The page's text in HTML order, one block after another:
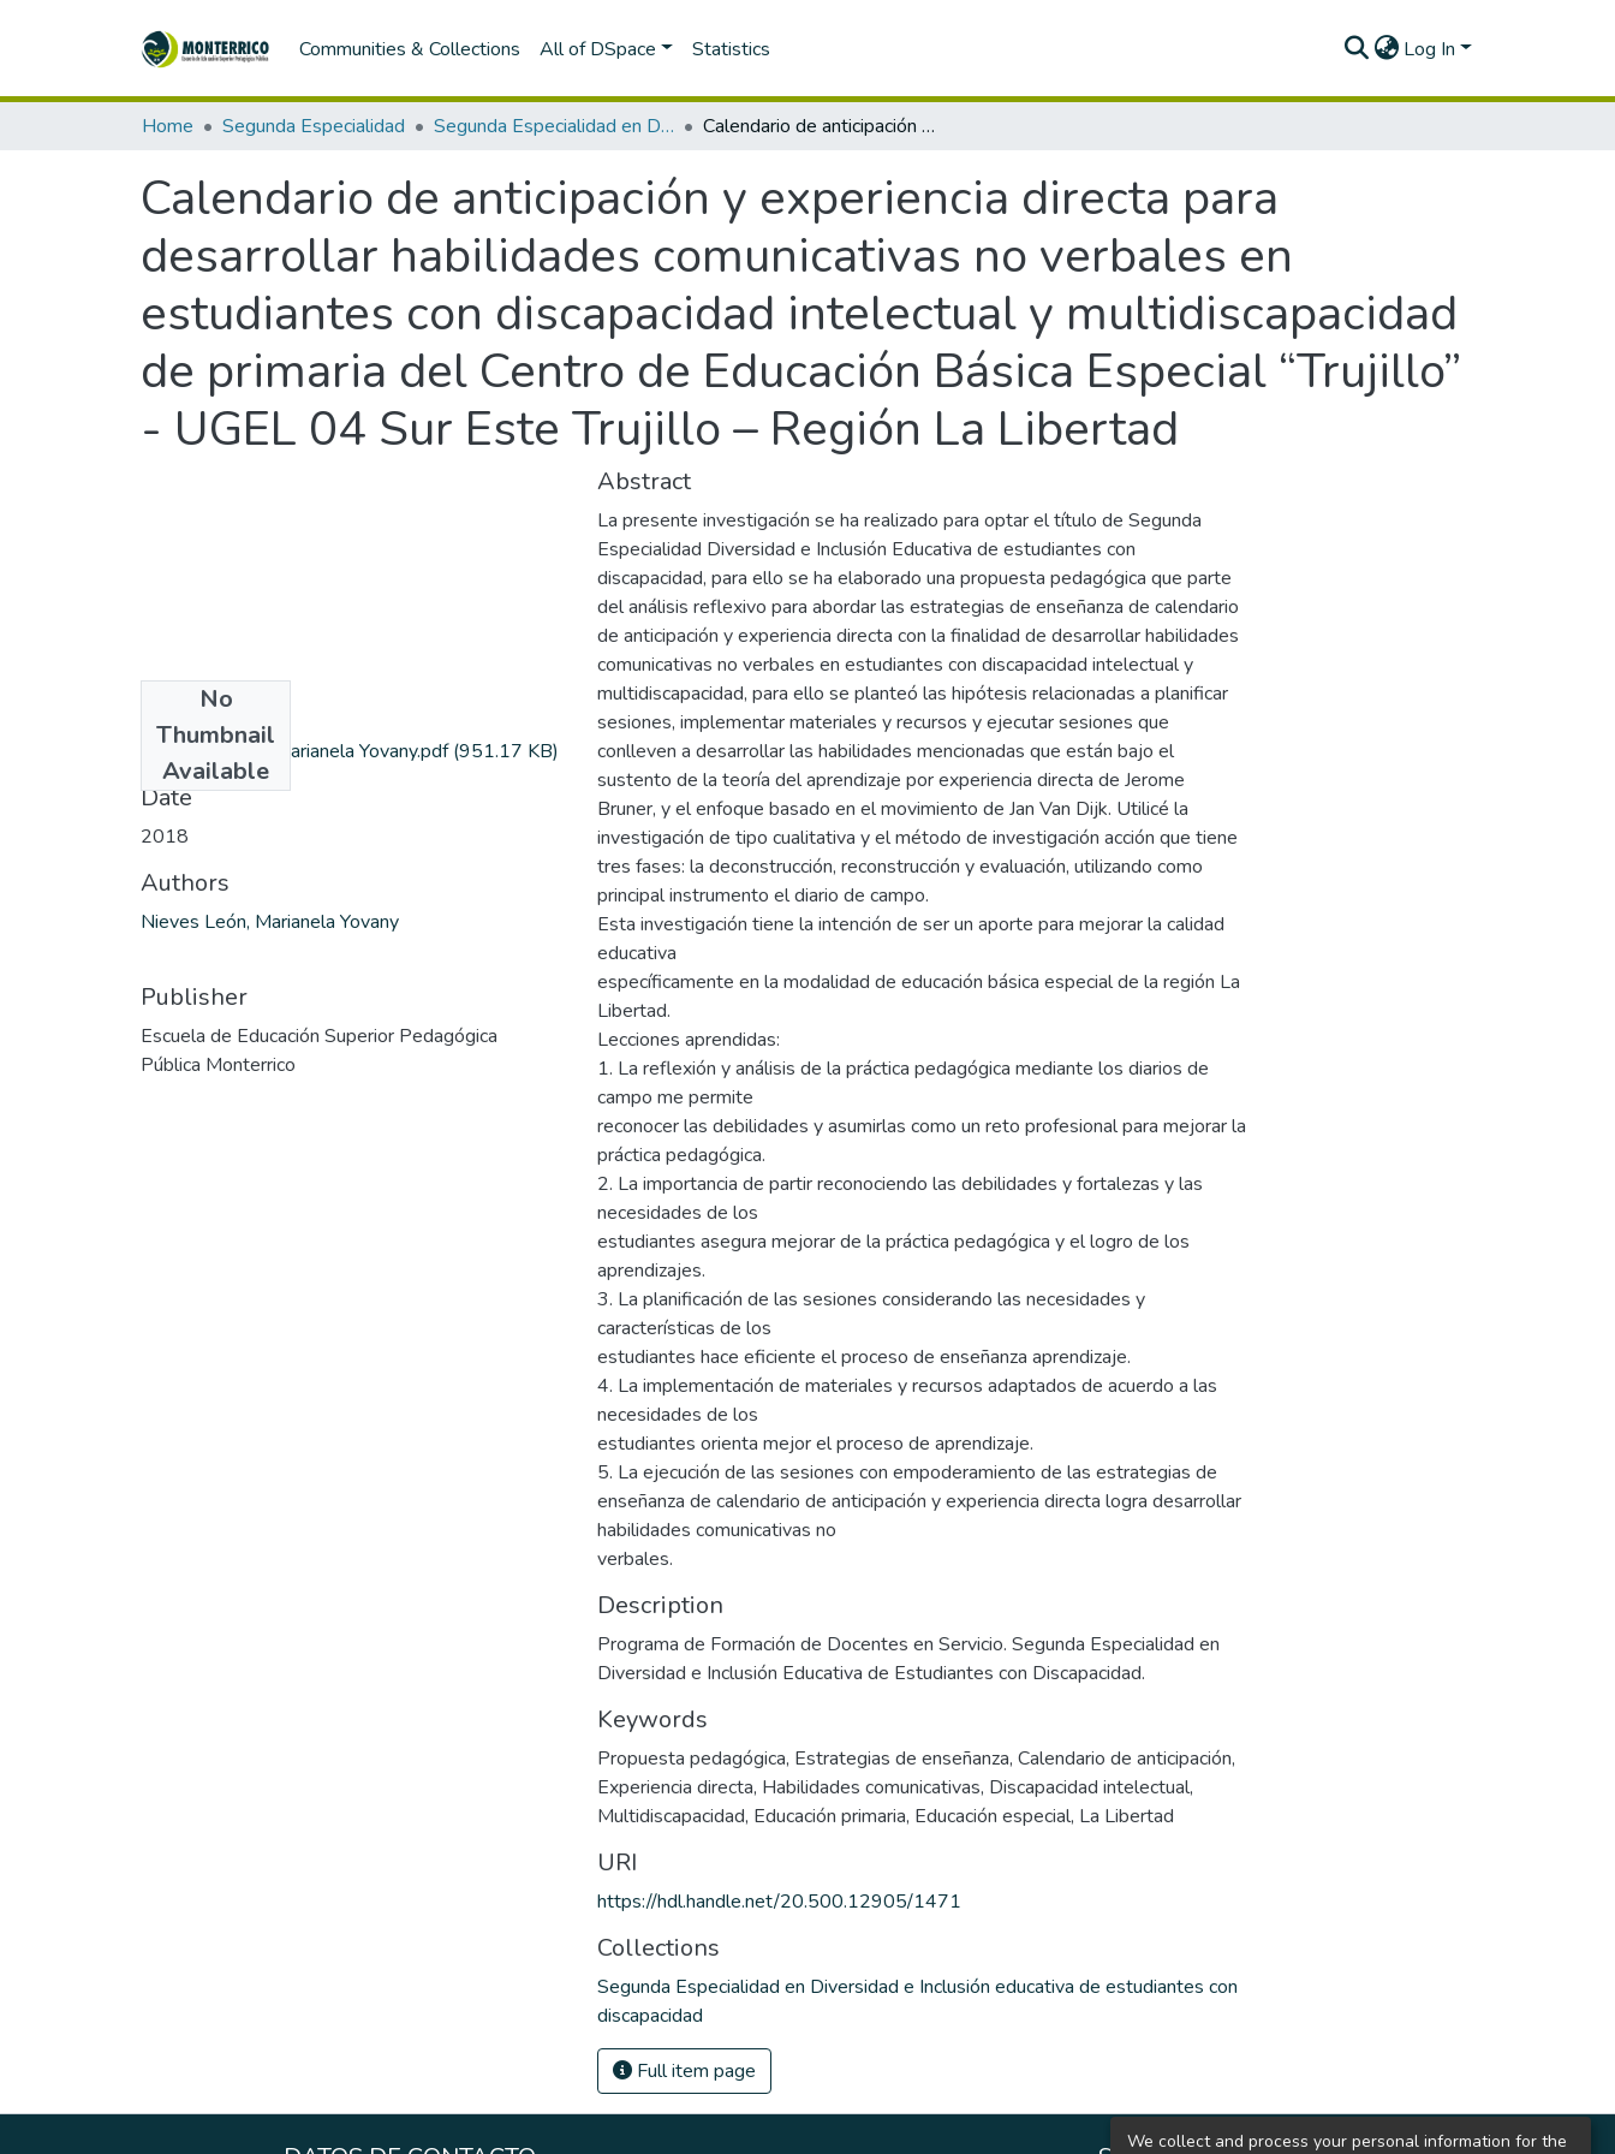
Communities & Collections All of DSpace Statistics Log In
Home Segunda Especialidad Segunda Especialidad en Diversidad e Inclusión educativa de estudiantes con discapacidad Calendario de anticipación y experiencia directa para desarrollar habilidades comunicativas no verbales en estudiantes con discapacidad intelectual y multidiscapacidad de primaria del Centro de Educación Básica Especial “Trujillo” - UGEL 04 Sur Este Trujillo – Región La Libertad
Calendario de anticipación y experiencia directa para
desarrollar habilidades comunicativas no verbales en
estudiantes con discapacidad intelectual y multidiscapacidad
de primaria del Centro de Educación Básica Especial “Trujillo”
- UGEL 04 Sur Este Trujillo – Región La Libertad
No
Thumbnail
Available
NIEVES LEÓN, Marianela Yovany.pdf(951.17 KB)
Date
2018
Authors
Nieves León, Marianela Yovany
Publisher
Escuela de Educación Superior Pedagógica
Pública Monterrico
Abstract
La presente investigación se ha realizado para optar el título de Segunda
Especialidad Diversidad e Inclusión Educativa de estudiantes con
discapacidad, para ello se ha elaborado una propuesta pedagógica que parte
del análisis reflexivo para abordar las estrategias de enseñanza de calendario
de anticipación y experiencia directa con la finalidad de desarrollar habilidades
comunicativas no verbales en estudiantes con discapacidad intelectual y
multidiscapacidad, para ello se planteó las hipótesis relacionadas a planificar
sesiones, implementar materiales y recursos y ejecutar sesiones que
conlleven a desarrollar las habilidades mencionadas que están bajo el
sustento de la teoría del aprendizaje por experiencia directa de Jerome
Bruner, y el enfoque basado en el movimiento de Jan Van Dijk. Utilicé la
investigación de tipo cualitativa y el método de investigación acción que tiene
tres fases: la deconstrucción, reconstrucción y evaluación, utilizando como
principal instrumento el diario de campo.
Esta investigación tiene la intención de ser un aporte para mejorar la calidad
educativa
específicamente en la modalidad de educación básica especial de la región La
Libertad.
Lecciones aprendidas:
1. La reflexión y análisis de la práctica pedagógica mediante los diarios de
campo me permite
reconocer las debilidades y asumirlas como un reto profesional para mejorar la
práctica pedagógica.
2. La importancia de partir reconociendo las debilidades y fortalezas y las
necesidades de los
estudiantes asegura mejorar de la práctica pedagógica y el logro de los
aprendizajes.
3. La planificación de las sesiones considerando las necesidades y
características de los
estudiantes hace eficiente el proceso de enseñanza aprendizaje.
4. La implementación de materiales y recursos adaptados de acuerdo a las
necesidades de los
estudiantes orienta mejor el proceso de aprendizaje.
5. La ejecución de las sesiones con empoderamiento de las estrategias de
enseñanza de calendario de anticipación y experiencia directa logra desarrollar
habilidades comunicativas no
verbales.
Description
Programa de Formación de Docentes en Servicio. Segunda Especialidad en
Diversidad e Inclusión Educativa de Estudiantes con Discapacidad.
Keywords
Propuesta pedagógica, Estrategias de enseñanza, Calendario de anticipación,
Experiencia directa, Habilidades comunicativas, Discapacidad intelectual,
Multidiscapacidad, Educación primaria, Educación especial, La Libertad
URI
https://hdl.handle.net/20.500.12905/1471
Collections
Segunda Especialidad en Diversidad e Inclusión educativa de estudiantes con
discapacidad
Full item page
We collect and process your personal information for the